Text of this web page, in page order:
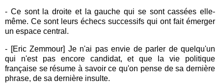
- Ce sont la droite et la gauche qui se sont cassées elle-
même. Ce sont leurs échecs successifs qui ont fait émerger
un espace central.
- [Eric Zemmour] Je n'ai pas envie de parler de quelqu'un
qui n'est pas encore candidat, et que la vie politique
française se résume à savoir ce qu'on pense de sa dernière
phrase, de sa dernière insulte.